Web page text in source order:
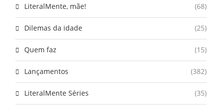
LiteralMente, mãe! (68)
Dilemas da idade (25)
Quem faz (15)
Lançamentos (382)
LiteralMente Séries (35)